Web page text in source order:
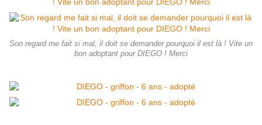
Son regard me fait si mal, il doit se demander pourquoi il est là ! Vite un
bon adoptant pour DIEGO ! Merci